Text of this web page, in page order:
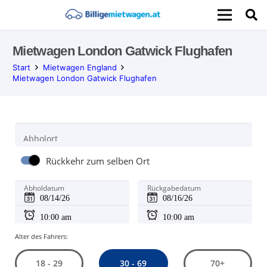
Mietwagen London Gatwick Flughafen
Start
Mietwagen England
Mietwagen London Gatwick Flughafen
Abholort
Rückkehr zum selben Ort
Abholdatum Rückgabedatum
Alter des Fahrers:
18 - 29 30 - 69 70+